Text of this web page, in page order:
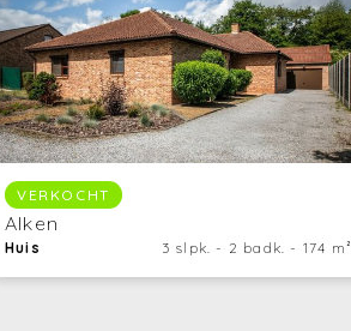
VERKOCHT
Alken
Huis 3 slpk. - 2 badk. - 174 m²